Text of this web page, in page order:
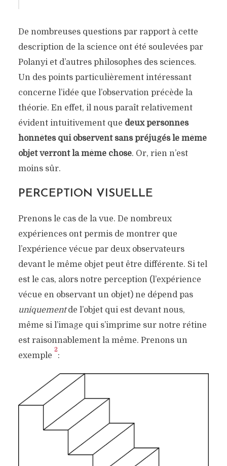
De nombreuses questions par rapport à cette
description de la science ont été soulevées par
Polanyi et d’autres philosophes des sciences.
Un des points particulièrement intéressant
concerne l’idée que l’observation précède la
théorie. En effet, il nous paraît relativement
évident intuitivement que deux personnes
honnêtes qui observent sans préjugés le même
objet verront la même chose. Or, rien n’est
moins sûr.
PERCEPTION VISUELLE
Prenons le cas de la vue. De nombreux
expériences ont permis de montrer que
l’expérience vécue par deux observateurs
devant le même objet peut être différente. Si tel
est le cas, alors notre perception (l’expérience
vécue en observant un objet) ne dépend pas
uniquementde l’objet qui est devant nous,
même si l’image qui s’imprime sur notre rétine
est raisonnablement la même. Prenons un
exemple
2
: